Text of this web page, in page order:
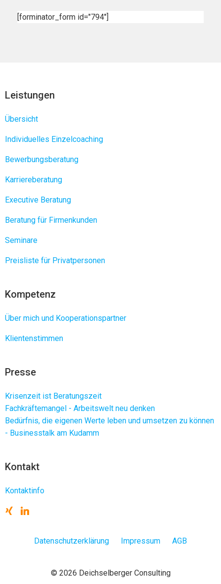
[forminator_form id="794"]
Leistungen
Übersicht
Individuelles Einzelcoaching
Bewerbungsberatung
Karriereberatung
Executive Beratung
Beratung für Firmenkunden
Seminare
Preisliste für Privatpersonen
Kompetenz
Über mich und Kooperationspartner
Klientenstimmen
Presse
Krisenzeit ist Beratungszeit
Fachkräftemangel - Arbeitswelt neu denken
Bedürfnis, die eigenen Werte leben und umsetzen zu können
- Businesstalk am Kudamm
Kontakt
Kontaktinfo
Datenschutzerklärung Impressum AGB
© 2026 Deichselberger Consulting